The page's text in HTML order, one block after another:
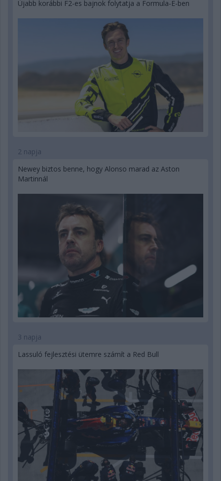
Újabb korábbi F2-es bajnok folytatja a Formula-E-ben
2 napja
Newey biztos benne, hogy Alonso marad az Aston
Martinnál
3 napja
Lassuló fejlesztési ütemre számít a Red Bull